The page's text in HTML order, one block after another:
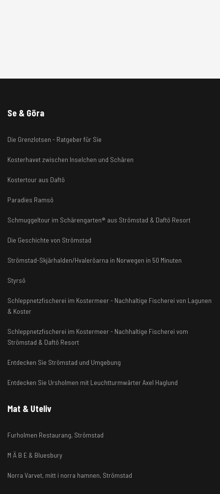
Se & Göra
Die Grenzlotsen - Ratgeber für Sie
Kosterhavet zwischen Inselchen und Schären
Kostertour aus Daftö
Paradies Ramsö
Schmuggeltour im Schärengarten® aus Strömstad & Daftö Resort
Die Geschichte von Strömstad
Strömstad-Skjärhalden/Hvaleröarna in Norwegen in 50 Minuten
Styrsö
Schleppnetzfischerei im Kostermeer - Nachhaltige Fischerei von Lagunen
& Koster
Schleppnetzfischerei im Kostermeer - Nachhaltige Fischerei vom
Strömstad & Daftö Resort
Entdecken Sie Strömstad und Umgebung
Entdecken Sie Ursholmen mit Leuchtturmwärter Axel Haglund
Mat & Uteliv
Furholmen Restaurang, Strömstad
M Ä B E & Bluesbury
Norra Varvet, mitt i norra hamnen, Strömstad